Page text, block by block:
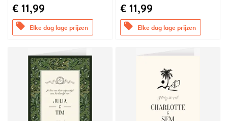
€ 11,99
offers Elke dag lage prijzen
€ 11,99
offers Elke dag lage prijzen